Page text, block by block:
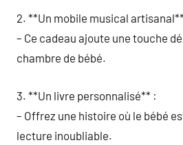
2. **Un mobile musical
– Ce cadeau ajoute une touche
chambre de bébé.
3. **Un livre personnalisé** :
– Offrez une histoire où le bébé
lecture inoubliable.